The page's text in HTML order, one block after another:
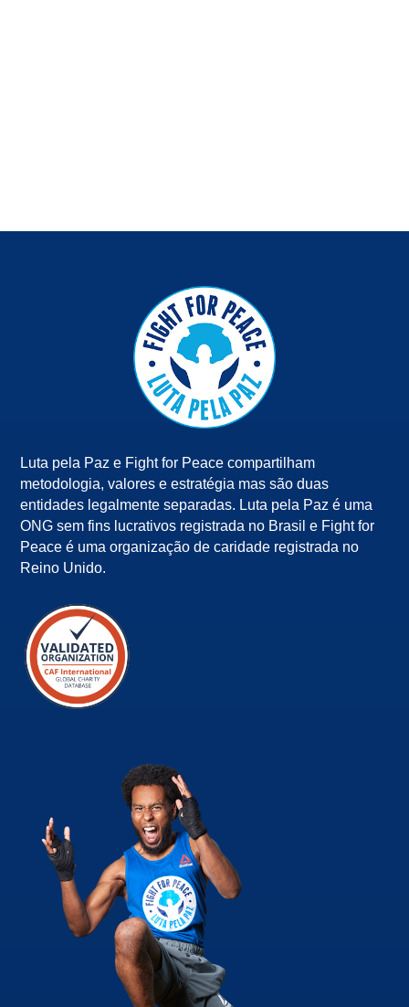
Luta pela Paz e Fight for Peace compartilham
metodologia, valores e estratégia mas são duas
entidades legalmente separadas. Luta pela Paz é uma
ONG sem fins lucrativos registrada no Brasil e Fight for
Peace é uma organização de caridade registrada no
Reino Unido.